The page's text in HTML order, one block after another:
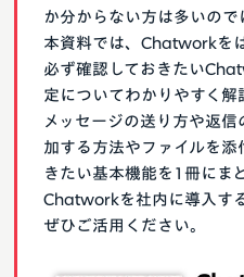
か分からない方は多いので
本資料では、Chatworkを
必ず確認しておきたい
定についてわかりやすく解
メッセージの送り方や返
加する方法やファイルを
きたい基本機能を1冊にま
Chatworkを社内に導入す
ぜひご活用ください。